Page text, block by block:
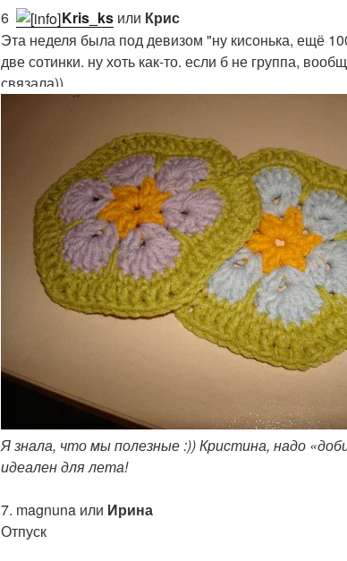
6. Kris_ks или Крис
Эта неделя была под девизом "ну кисонька, ещё
две сотинки. ну хоть как-то. если б не группа,
связала))
Я знала, что мы полезные :)) Кристина, надо
идеален для лета!
7. magnuna или Ирина
Отпуск